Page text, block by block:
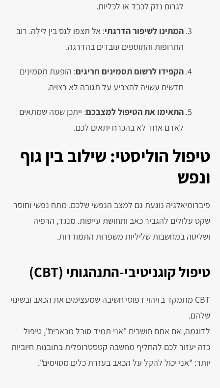
לגרום נזק לכבד או לכליות.
המתינו לשיפור הדרגתי: אל תצפו לנס בין לילה. רוב
התרופות והתוספים עובדים בהדרגה.
הקפידו לרשום תסמינים חריגים: הופעת תסמינים
חדשים עשויה להצביע על תגובה לא רצויה.
התאימו את הטיפול למצבכם: ייתכן שמה שמתאים
לאדם אחד לא בהכרח יתאים לכם.
טיפול הוליסטי: שילוב בין גוף
ונפש
פיברומיאלגיה נוגעת גם למצב הנפשי שלכם. מתח נפשי וחוסר
שקט עלולים להגביר כאב ותחושת עייפות. מנגד, הרפיה
ושליטה במחשבות שליליות משפרות התמודדות.
טיפול קוגניטיבי-התנהגותי (CBT)
CBT מתמקד בזיהוי דפוסי חשיבה שמעצימים את הכאב ובשינוי
שלהם.
לדוגמה, אם אתם חושבים "אני תמיד סובל מכאבים", טיפול
כזה יעזור לכם להחליף מחשבה קטסטרופלית בתובנות חיוביות
יותר: "אני יכול להקל על הכאב בעזרת כלים מסוימים".